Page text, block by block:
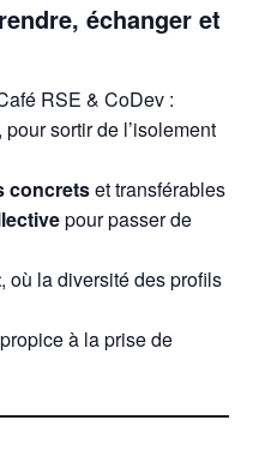
échanger et
RSE & CoDev :
, pour sortir de l’isolement
concretset transférables
pour passer de
, où la diversité des profils
à la prise de